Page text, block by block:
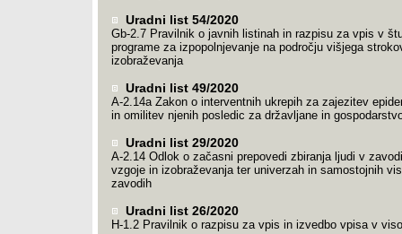
Uradni list 54/2020
Gb-2.7 Pravilnik o javnih listinah in razpisu za vpis v
programe za izpopolnjevanje na področju višjega
izobraževanja
Uradni list 49/2020
A-2.14a Zakon o interventnih ukrepih za zajezitev
in omilitev njenih posledic za državljane in
Uradni list 29/2020
A-2.14 Odlok o začasni prepovedi zbiranja ljudi v
vzgoje in izobraževanja ter univerzah in samostojnih
zavodih
Uradni list 26/2020
H-1.2 Pravilnik o razpisu za vpis in izvedbo vpisa v